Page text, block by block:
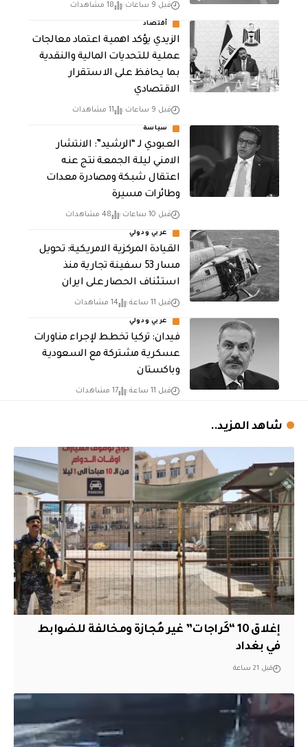
قبل 9 ساعات 18 مشاهدات
أقتصاد
الزيدي يؤكد اهمية اعتماد معالجات
عملية للتحديات المالية والنقدية
بما يحافظ على الاستقرار
الاقتصادي
قبل 9 ساعات 11 مشاهدات
سياسة
العبودي لـ “الرشيد”: الانتشار
الامني ليلة الجمعة نتج عنه
اعتقال شبكة ومصادرة معدات
وطائرات مسيرة
قبل 10 ساعات 48 مشاهدات
عربي ودولي
القيادة المركزية الامريكية: تحويل
مسار 53 سفينة تجارية منذ
استئناف الحصار على ايران
قبل 11 ساعة 14 مشاهدات
عربي ودولي
فيدان: تركيا تخطط لإجراء مناورات
عسكرية مشتركة مع السعودية
وباكستان
قبل 11 ساعة 17 مشاهدات
شاهد المزيد..
إغلاق 10 “كَراجات” غير مُجازة ومخالفة للضوابط
في بغداد
قبل 21 ساعة